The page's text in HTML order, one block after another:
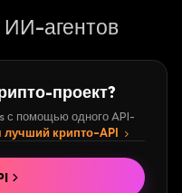
ИИ-агентов
проект?
с помощью одного API-
лучший крипто-API